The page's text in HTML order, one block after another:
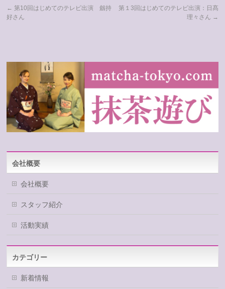
← 第10回はじめてのテレビ出演 劔持
好さん
第１3回はじめてのテレビ出演：日髙
理々さん →
会社概要
会社概要
スタッフ紹介
活動実績
カテゴリー
新着情報